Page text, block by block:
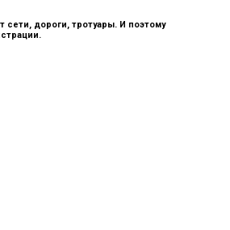
сети, дороги, тротуары. И поэтому